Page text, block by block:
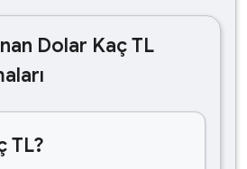
Dolar Kaç TL
TL?